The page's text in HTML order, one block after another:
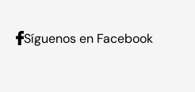
Síguenos en Facebook